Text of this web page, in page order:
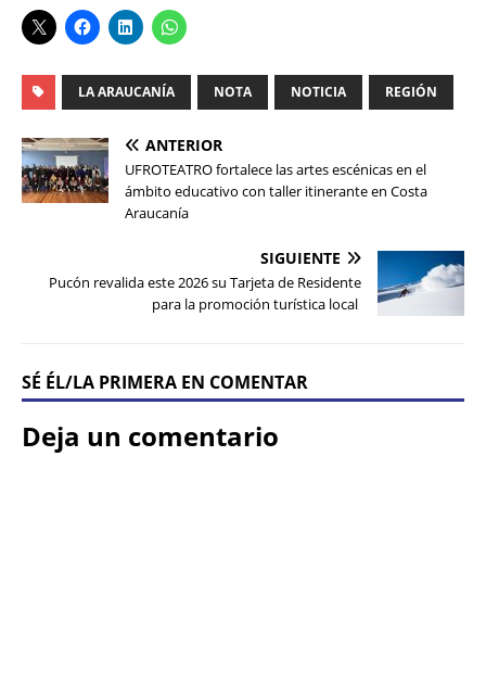
LA ARAUCANÍA NOTA NOTICIA REGIÓN
ANTERIOR
UFROTEATRO fortalece las artes escénicas en el
ámbito educativo con taller itinerante en Costa
Araucanía
SIGUIENTE
Pucón revalida este 2026 su Tarjeta de Residente
para la promoción turística local
SÉ ÉL/LA PRIMERA EN COMENTAR
Deja un comentario